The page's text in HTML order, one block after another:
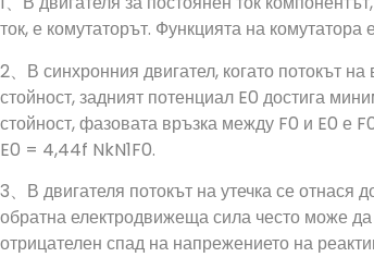
ток, е комутаторът. Функцията на
2、В синхронния двигател, когато потокът
стойност, задният потенциал E0 достига
стойност, фазовата връзка между F0 и E0 е
E0 = 4,44f NkN1F0.
3、В двигателя потокът на утечка се отнася
обратна електродвижеща сила често може
отрицателен спад на напрежението на